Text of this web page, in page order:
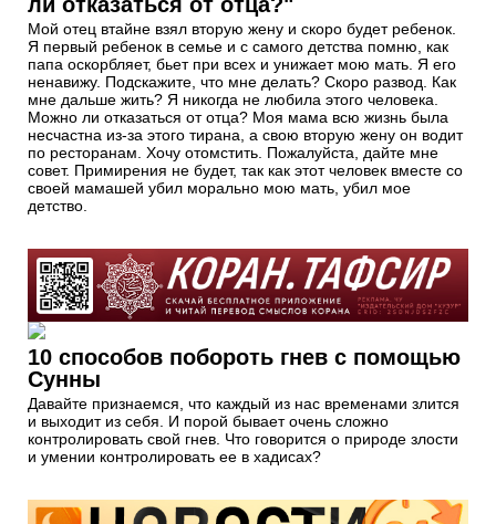
Мой отец втайне взял вторую жену и скоро будет ребенок.
Я первый ребенок в семье и с самого детства помню, как
папа оскорбляет, бьет при всех и унижает мою мать. Я его
ненавижу. Подскажите, что мне делать? Скоро развод. Как
мне дальше жить? Я никогда не любила этого человека.
Можно ли отказаться от отца? Моя мама всю жизнь была
несчастна из-за этого тирана, а свою вторую жену он водит
по ресторанам. Хочу отомстить. Пожалуйста, дайте мне
совет. Примирения не будет, так как этот человек вместе со
своей мамашей убил морально мою мать, убил мое
детство.
10 способов побороть гнев с помощью
Сунны
Давайте признаемся, что каждый из нас временами злится
и выходит из себя. И порой бывает очень сложно
контролировать свой гнев. Что говорится о природе злости
и умении контролировать ее в хадисах?